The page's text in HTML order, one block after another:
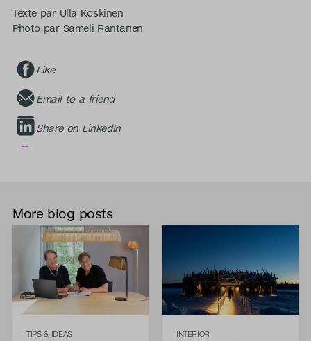
Texte par Ulla Koskinen
Photo par Sameli Rantanen
Like
Email to a friend
Share on LinkedIn
More blog posts
TIPS & IDEAS INTERIOR